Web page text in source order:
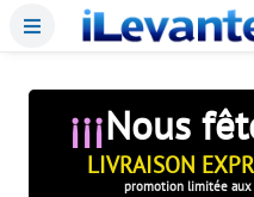
Menu
¡¡¡Nous
LIVRAISON
promotion limitée aux